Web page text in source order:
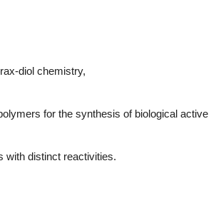
diol chemistry,
for the synthesis of biological active
with distinct reactivities.